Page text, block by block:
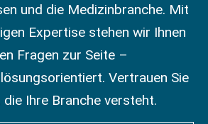
und die Medizinbranche. Mit
Expertise stehen wir Ihnen
Fragen zur Seite –
Vertrauen Sie
die Ihre Branche versteht.